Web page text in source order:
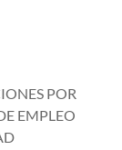
POR
EMPLEO